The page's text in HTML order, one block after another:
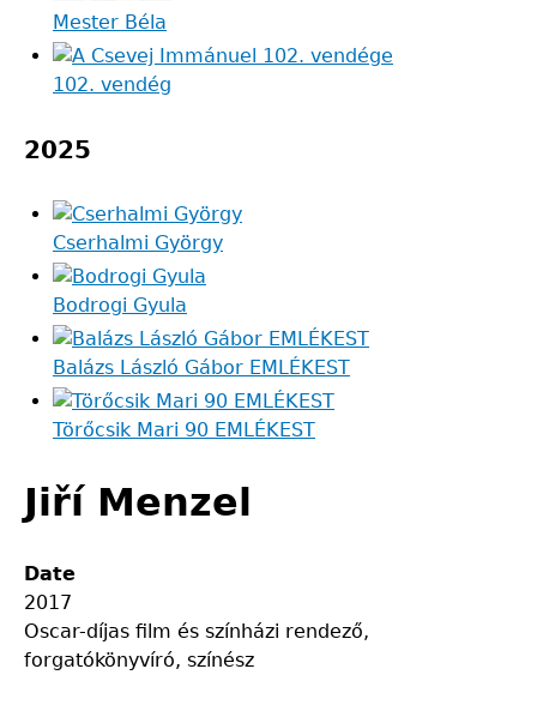
Mester Béla
102. vendég
2025
Cserhalmi György
Bodrogi Gyula
Balázs László Gábor EMLÉKEST
Törőcsik Mari 90 EMLÉKEST
Jiří Menzel
Date
2017
Oscar-díjas film és színházi rendező,
forgatókönyvíró, színész